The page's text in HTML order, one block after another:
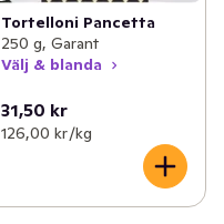
Tortelloni Pancetta
250 g, Garant
Välj & blanda
31,50 kr
126,00 kr /kg